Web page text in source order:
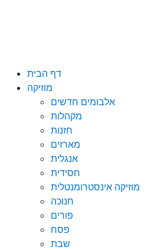
דף הבית
מוזיקה
אלבומים חדשים
מקהלות
חזנות
מארזים
אנגלית
חסידית
מוזיקה אינסטרומנטלית
חנוכה
פורים
פסח
שבת